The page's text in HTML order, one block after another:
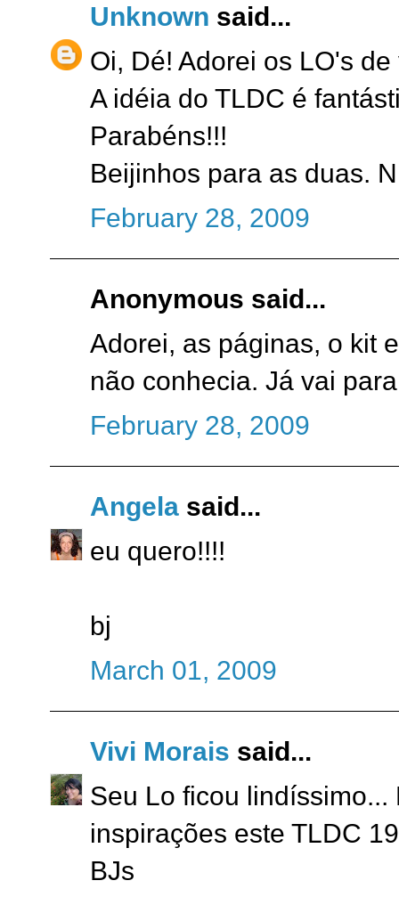
Unknown said...
Oi, Dé! Adorei os LO's
A idéia do TLDC é
Parabéns!!!
Beijinhos para as duas.
February 28, 2009
Anonymous said...
Adorei, as páginas, o kit
não conhecia. Já vai
February 28, 2009
Angela said...
eu quero!!!!
bj
March 01, 2009
Vivi Morais said...
Seu Lo ficou
inspirações este TLDC
BJs